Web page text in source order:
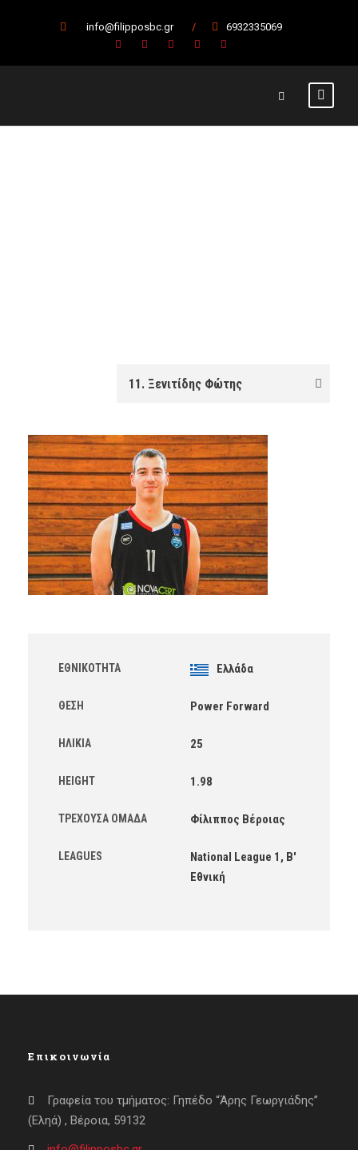
info@filipposbc.gr / 6932335069
ΕΘΝΙΚΌΤΗΤΑ Ελλάδα
ΘΈΣΗ Power Forward
ΗΛΙΚΊΑ 25
HEIGHT 1.98
ΤΡΈΧΟΥΣΑ ΟΜΆΔΑ Φίλιππος Βέροιας
LEAGUES
National League 1, Β'
Εθνική
Επικοινωνία
Γραφεία του τμήματος: Γηπέδο “Άρης Γεωργιάδης”
(Εληά) , Βέροια, 59132